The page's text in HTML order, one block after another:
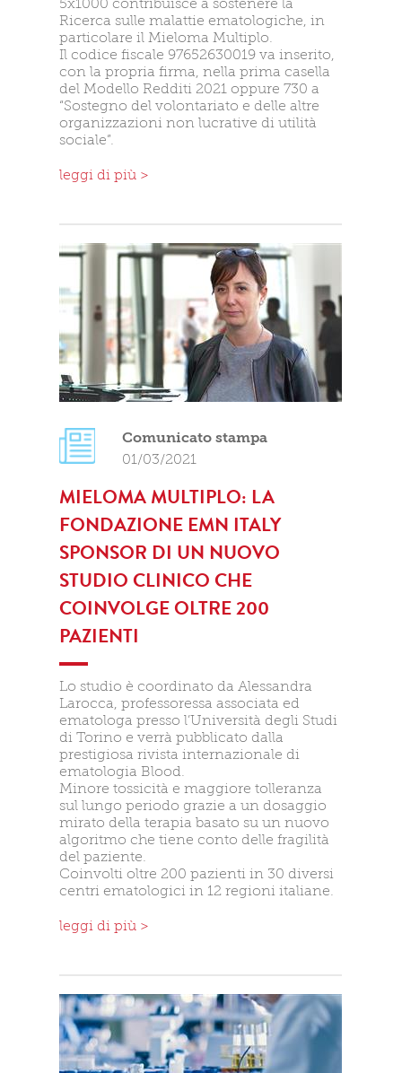
5x1000 contribuisce a sostenere la
Ricerca sulle malattie ematologiche, in
particolare il Mieloma Multiplo.
Il codice fiscale 97652630019 va inserito,
con la propria firma, nella prima casella
del Modello Redditi 2021 oppure 730 a
“Sostegno del volontariato e delle altre
organizzazioni non lucrative di utilità
sociale”.
leggi di più >
Comunicato stampa
01/03/2021
MIELOMA MULTIPLO: LA
FONDAZIONE EMN ITALY
SPONSOR DI UN NUOVO
STUDIO CLINICO CHE
COINVOLGE OLTRE 200
PAZIENTI
Lo studio è coordinato da Alessandra
Larocca, professoressa associata ed
ematologa presso l’Università degli Studi
di Torino e verrà pubblicato dalla
prestigiosa rivista internazionale di
ematologia Blood.
Minore tossicità e maggiore tolleranza
sul lungo periodo grazie a un dosaggio
mirato della terapia basato su un nuovo
algoritmo che tiene conto delle fragilità
del paziente.
Coinvolti oltre 200 pazienti in 30 diversi
centri ematologici in 12 regioni italiane.
leggi di più >